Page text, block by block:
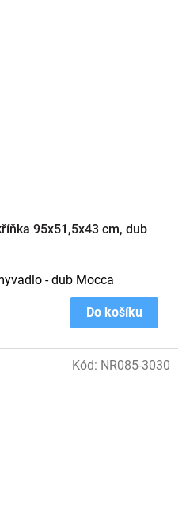
95x51,5x43 cm, dub
Do košíku
- dub Mocca
Kód: NR085-3030